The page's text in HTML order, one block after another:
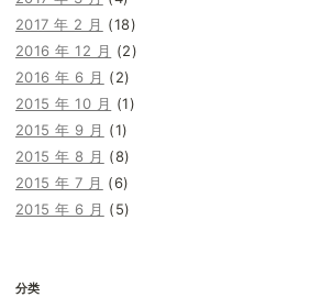
2017 年 2 月 (18)
2016 年 12 月 (2)
2016 年 6 月 (2)
2015 年 10 月 (1)
2015 年 9 月 (1)
2015 年 8 月 (8)
2015 年 7 月 (6)
2015 年 6 月 (5)
分类